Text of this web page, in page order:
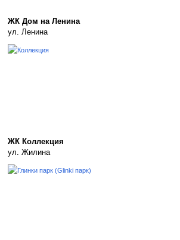
ЖК Дом на Ленина
ул. Ленина
ЖК Коллекция
ул. Жилина